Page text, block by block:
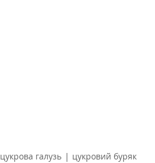
цукрова галузь | цукровий буряк